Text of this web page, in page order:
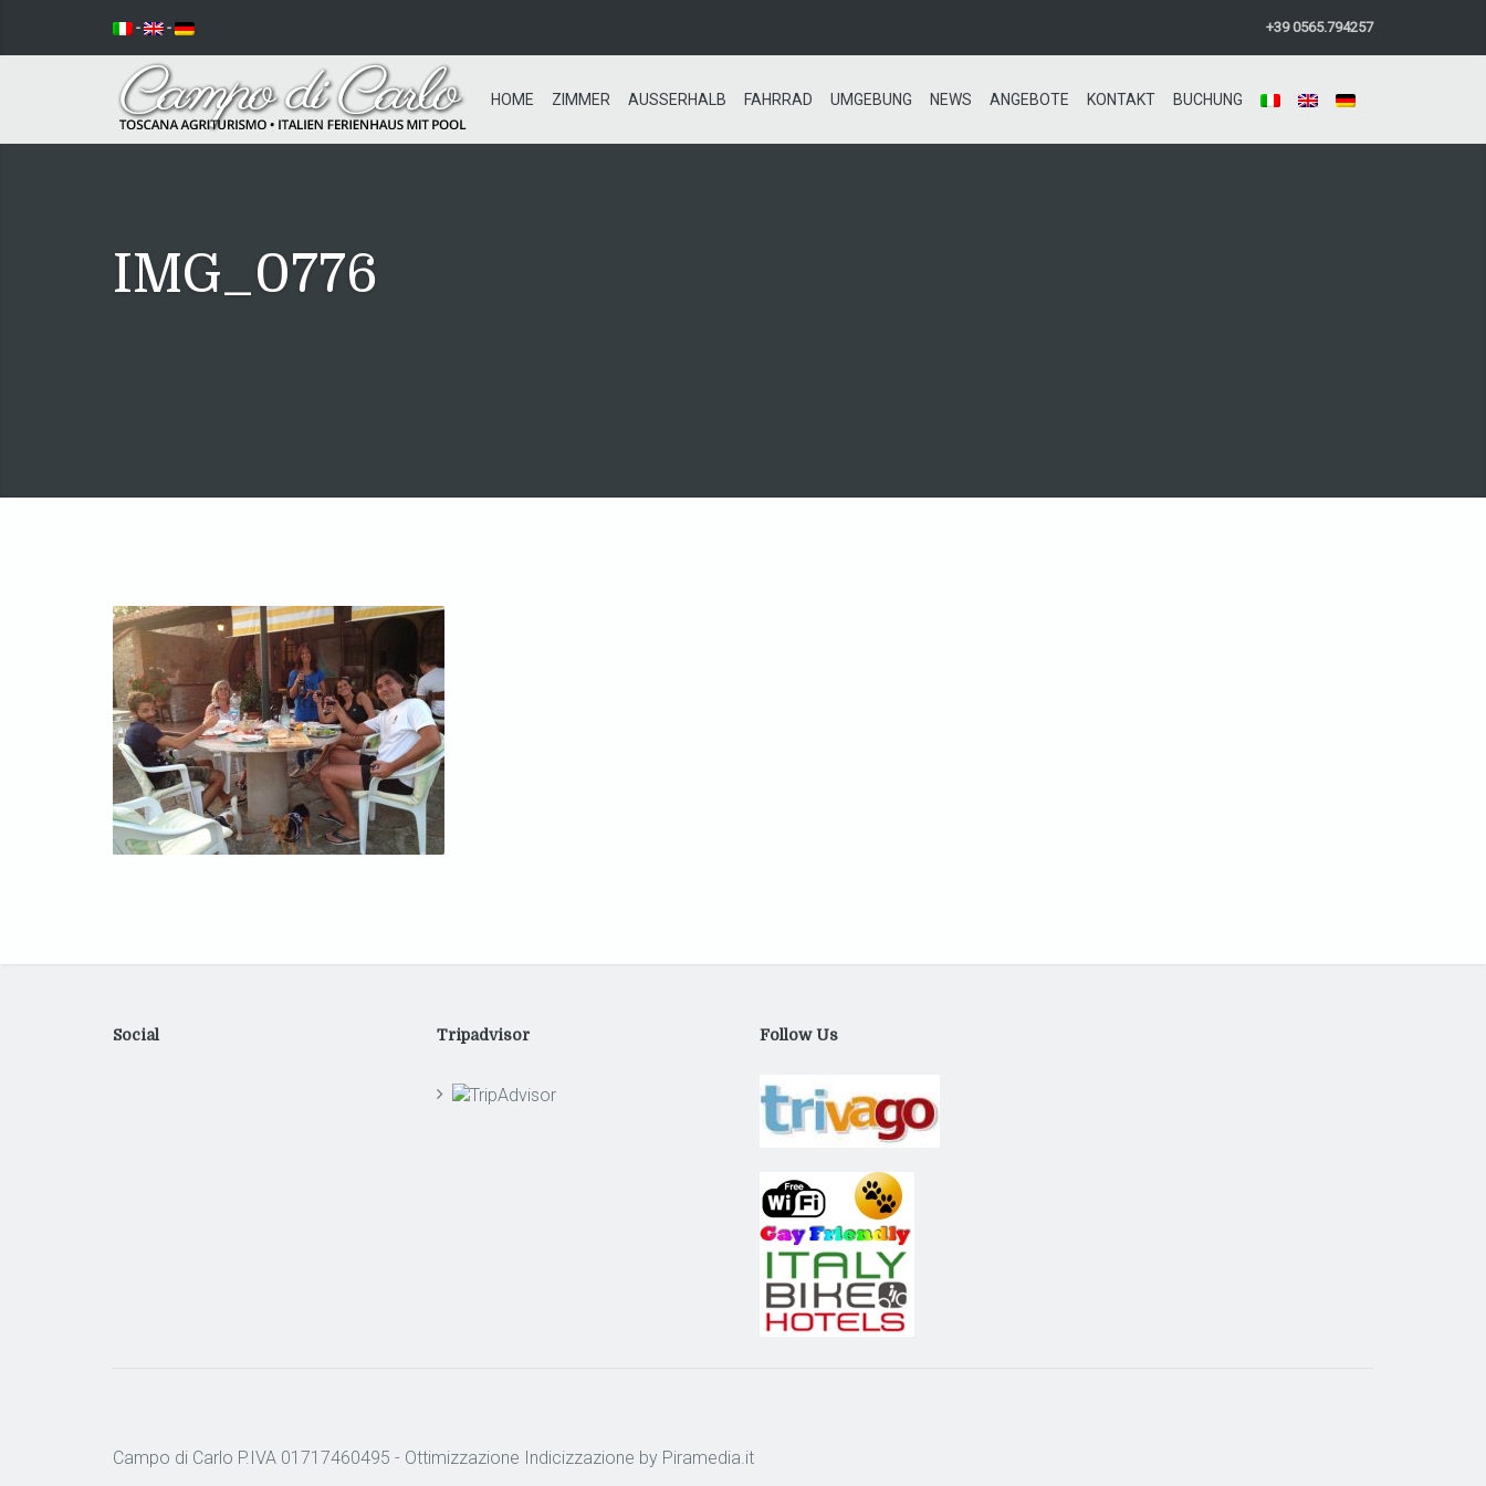
- - +39 0565.794257
HOME ZIMMER AUSSERHALB FAHRRAD UMGEBUNG NEWS ANGEBOTE KONTAKT BUCHUNG
IMG_0776
Social Tripadvisor Follow Us
Campo di Carlo P.IVA 01717460495 - Ottimizzazione Indicizzazione by Piramedia.it